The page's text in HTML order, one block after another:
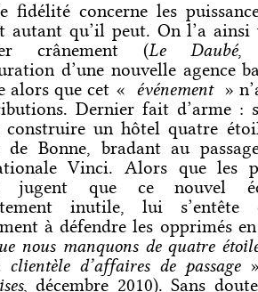
fidélité concerne les
autant qu’il peut. On l’a ainsi
crânement (Le Daubé,
d’une nouvelle agence
alors que cet «
événement
»
Dernier fait d’arme :
un hôtel quatre
de Bonne, bradant au
Vinci. Alors que les
jugent que ce nouvel
inutile, lui
à défendre les opprimés
nous manquons de quatre
d’affaires de passage
, décembre 2010). Sans